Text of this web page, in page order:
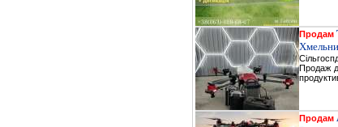
Продам
Продаж
Продам